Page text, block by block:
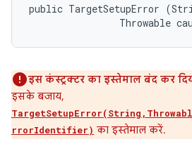
public TargetSetupError
Throwable
इस कंस्ट्रक्टर का इस्तेमाल बंद कर
इसके बजाय,
rrorIdentifier) का इस्तेमाल करें.